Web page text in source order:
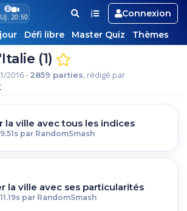
20:50
Connexion
Défi libre Master Quiz Thèmes
(1)
2016 - 2859 parties, rédigé par
la ville avec tous les indices
par RandomSmash
la ville avec ses particularités
par RandomSmash